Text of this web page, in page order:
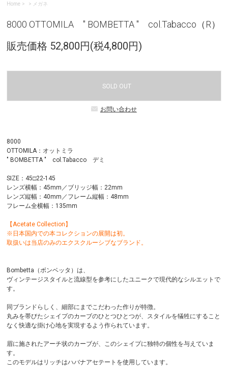
Home
> メガネ
8000 OTTOMILA " BOMBETTA " col.Tabacco（R）
販売価格 52,800円(税4,800円)
SOLD OUT
お問い合わせ
8000
OTTOMILA：オットミラ
" BOMBETTA " col.Tabacco デミ
SIZE：45□22-145
レンズ横幅：45mm／ブリッジ幅：22mm
レンズ縦幅：40mm／フレーム縦幅：48mm
フレーム全横幅：135mm
【Acetate Collection】
※日本国内での本コレクションの展開は初。
取扱いは当店のみのエクスクルーシブなブランド。
Bombetta（ボンベッタ）は、
ヴィンテージスタイルと流線型を参考にしたユニークで現代的なシルエットで
す。
同ブランドらしく、細部にまでこだわった作りが特徴。
丸みを帯びたシェイプのカーブのひとつひとつが、スタイルを犠牲にすること
なく快適な掛け心地を実現するよう作られています。
眉に施されたアーチ状のカーブが、このシェイプに独特の個性を与えていま
す。
このモデルはリッチはハバナアセテートを使用しています。